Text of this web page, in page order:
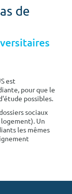
de
est
pour que le
possibles.
sociaux
Un
les mêmes